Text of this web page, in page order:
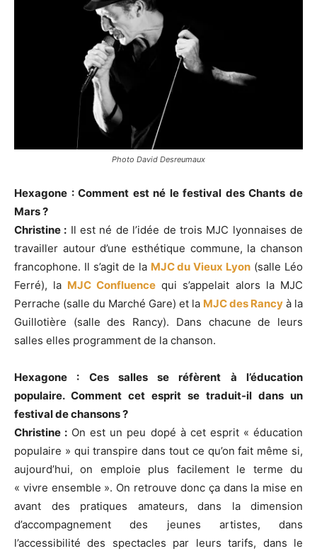
Photo David Desreumaux
Hexagone : Comment est né le festival des Chants de
Mars ?
Christine : Il est né de l’idée de trois MJC lyonnaises de
travailler autour d’une esthétique commune, la chanson
francophone. Il s’agit de la MJC du Vieux Lyon (salle Léo
Ferré), la MJC Confluencequi s’appelait alors la MJC
Perrache (salle du Marché Gare) et la MJC des Rancy à la
Guillotière (salle des Rancy). Dans chacune de leurs
salles elles programment de la chanson.
Hexagone : Ces salles se réfèrent à l’éducation
populaire. Comment cet esprit se traduit-il dans un
festival de chansons ?
Christine : On est un peu dopé à cet esprit « éducation
populaire » qui transpire dans tout ce qu’on fait même si,
aujourd’hui, on emploie plus facilement le terme du
« vivre ensemble ». On retrouve donc ça dans la mise en
avant des pratiques amateurs, dans la dimension
d’accompagnement des jeunes artistes, dans
l’accessibilité des spectacles par leurs tarifs, dans le